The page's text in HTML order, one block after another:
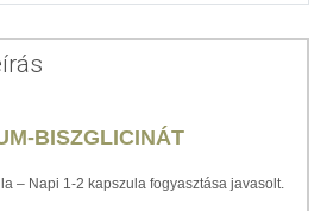
BISZGLICINÁT
– Napi 1-2 kapszula fogyasztása javasolt.